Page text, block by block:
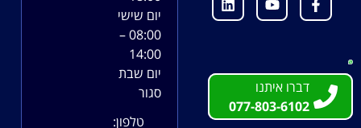
דברו איתנו
077-803-6102
יום שישי
08:00 –
14:00
יום שבת
סגור
טלפון:
דברו איתנו
077-803-6102